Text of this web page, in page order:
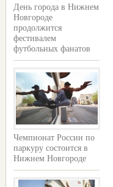
День города в Нижнем
Новгороде
продолжится
фестивалем
футбольных фанатов
Чемпионат России по
паркуру состоится в
Нижнем Новгороде